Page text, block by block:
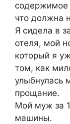
содержимое
что должна
Я сидела в
отеля, мой
который я
том, как
улыбнулась
прощание.
Мой муж за
машины.